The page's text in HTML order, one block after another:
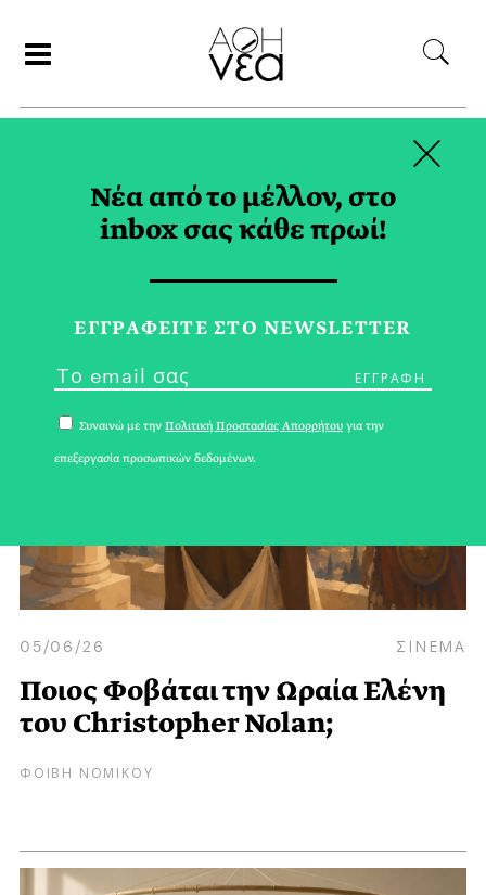
ΓΥΝΑΙΚΑ TAG
05/06/26 ΣΙΝΕΜΑ
Ποιος Φοβάται την Ωραία Ελένη
του Christopher Nolan;
ΦΟΙΒΗ ΝΟΜΙΚΟΥ
Νέα από το μέλλον, στο
inbox σας κάθε πρωί!
ΕΓΓPΑΦΕΙΤΕ ΣΤΟ NEWSLETTER
Συναινώ με την Πολιτική Προστασίας Απορρήτου για την
επεξεργασία προσωπικών δεδομένων.
×